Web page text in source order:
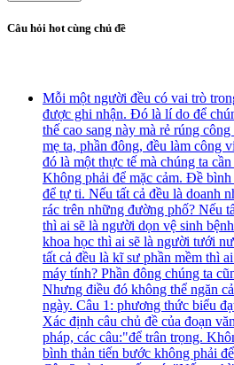
Câu hỏi hot cùng chủ đề
Mỗi một người đều có vai trò
được ghi nhận. Đó là lí do để
thế cao sang này mà rẻ rúng
mẹ ta, phần đông, đều làm công
đó là một thực tế mà chúng ta
Không phải để mặc cảm. Đề
để tự ti. Nếu tất cả đều là doanh
rác trên những đường phố? Nếu
thì ai sẽ là người dọn vệ sinh
khoa học thì ai sẽ là người tưới
tất cả đều là kĩ sư phần mềm thì
máy tính? Phần đông chúng ta
Nhưng điều đó không thể ngăn
ngày. Câu 1: phương thức biểu
Xác định câu chủ đề của đoạn
pháp, các câu:"để trân trọng.
bình thản tiến bước không phải